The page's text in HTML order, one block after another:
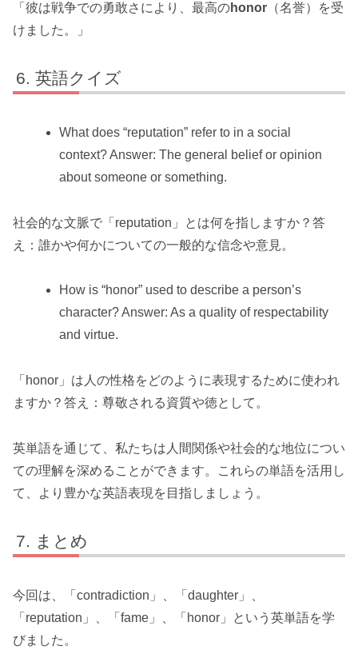
「彼は戦争での勇敢さにより、最高のhonor （名誉）を受
けました。」
英語クイズ
What does “reputation” refer to in a social
context? Answer: The general belief or opinion
about someone or something.
社会的な文脈で「reputation」とは何を指しますか？答
え：誰かや何かについての一般的な信念や意見。
How is “honor” used to describe a person’s
character? Answer: As a quality of respectability
and virtue.
「honor」は人の性格をどのように表現するために使われ
ますか？答え：尊敬される資質や徳として。
英単語を通じて、私たちは人間関係や社会的な地位につい
ての理解を深めることができます。これらの単語を活用し
て、より豊かな英語表現を目指しましょう。
まとめ
今回は、「contradiction」、「daughter」、
「reputation」、「fame」、「honor」という英単語を学
びました。